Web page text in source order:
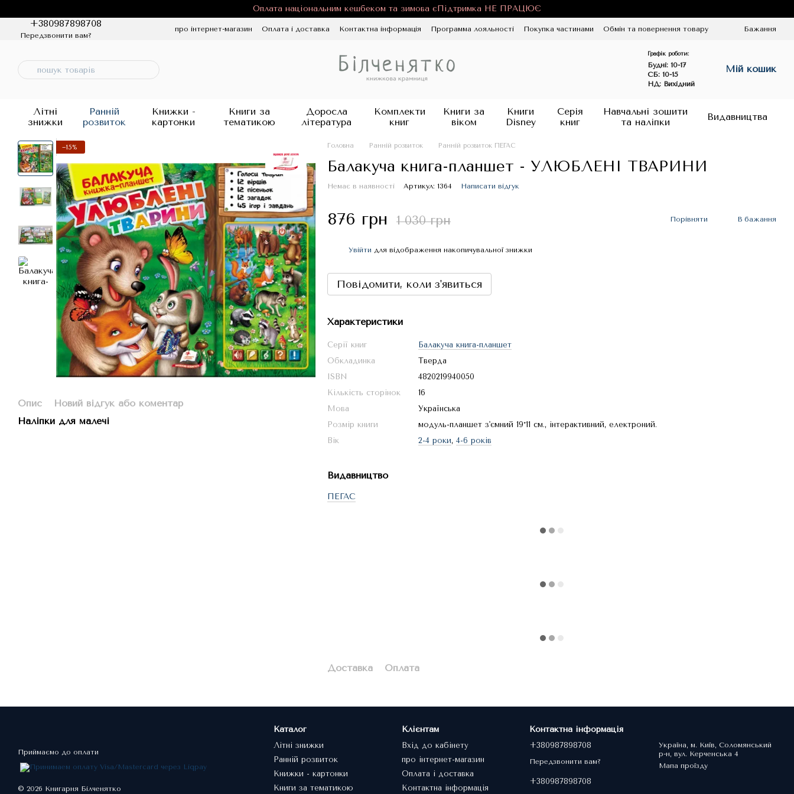
Оплата національним кешбеком та зимова єПідтримка НЕ ПРАЦЮЄ
+380987898708
Передзвонити вам?
про інтернет-магазин Оплата і доставка Контактна інформація Программа лояльності Покупка частинами
Обмін та повернення товару
Бажання
Графік роботи:
Будні: 10-17
СБ: 10-15
НД: Вихідний
Мій кошик
Літні
знижки
Ранній
розвиток
Книжки -
картонки
Книги за
тематикою
Доросла
література
Комплекти
книг
Книги за
віком
Книги
Disney
Серія
книг
Навчальні зошити
та наліпки
Видавництва
−15%
Опис
Новий відгук або коментар
Наліпки для малечі
Головна Ранній розвиток Ранній розвиток ПЕГАС
Балакуча книга-планшет - УЛЮБЛЕНІ ТВАРИНИ
Немає в наявності Артикул: 1364 Написати відгук
876 грн 1 030 грн Порівняти В бажання
Увійти для відображення накопичувальної знижки
Повідомити, коли з'явиться
Характеристики
Серії книг
Балакуча книга-планшет
Обкладинка
Тверда
ISBN
4820219940050
Кількість сторінок
16
Мова
Українська
Розмір книги
модуль-планшет з'ємний 19*11 см., інтерактивний, електроний.
Вік
2-4 роки, 4-6 років
Видавництво
ПЕГАС
Доставка Оплата
Приймаємо до оплати
© 2026 Книгарня Білченятко
Каталог
Літні знижки
Ранній розвиток
Книжки - картонки
Книги за тематикою
Клієнтам
Вхід до кабінету
про інтернет-магазин
Оплата і доставка
Контактна інформація
Контактна інформація
+380987898708
Передзвонити вам?
+380987898708
Україна, м. Київ, Соломянський
р-н, вул. Керченська 4
Мапа проїзду